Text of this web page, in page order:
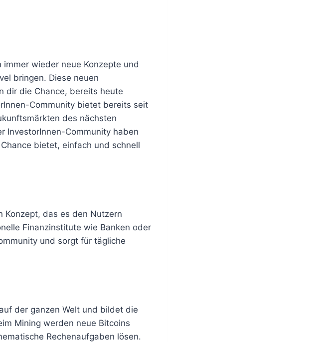
wieder neue Konzepte und
bringen. Diese neuen
dir die Chance, bereits heute
Community bietet bereits seit
des nächsten
InvestorInnen-Community haben
bietet, einfach und schnell
Konzept, das es den Nutzern
Finanzinstitute wie Banken oder
und sorgt für tägliche
der ganzen Welt und bildet die
Mining werden neue Bitcoins
Rechenaufgaben lösen.